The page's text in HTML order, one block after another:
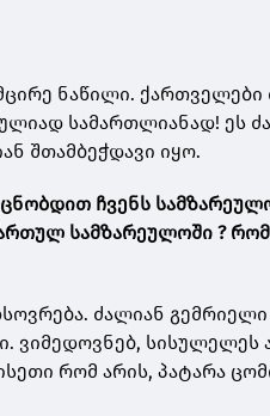
ნაწილი. ქართველები
სამართლიანად! ეს
შთამბეჭდავი იყო.
ჩვენს
სამზარეულოში ?
ძალიან
ვიმედოვნებ, სისულელეს
რომ არის, პატარა